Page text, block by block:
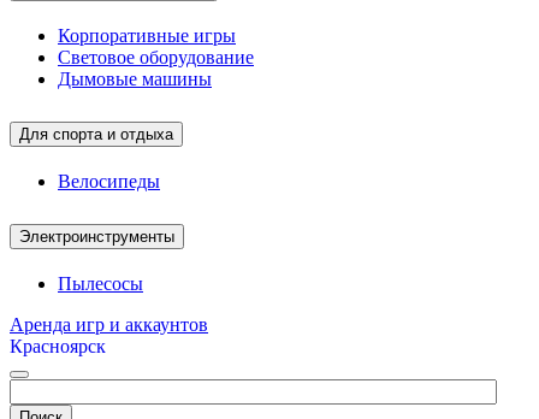
Корпоративные игры
Световое оборудование
Дымовые машины
Для спорта и отдыха
Велосипеды
Электроинструменты
Пылесосы
Аренда игр и аккаунтов
Красноярск